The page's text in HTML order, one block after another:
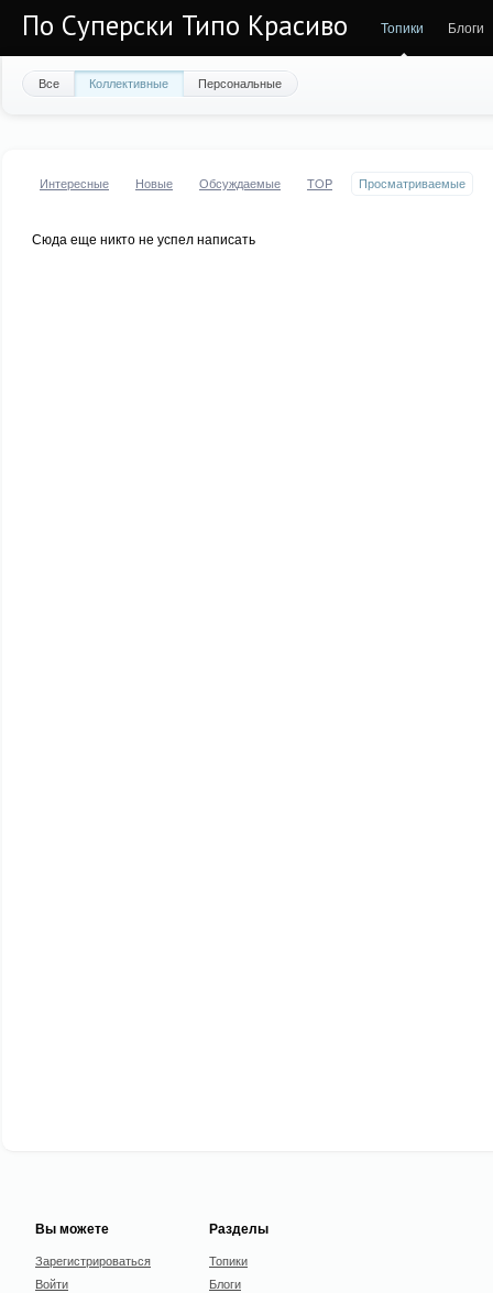
По Суперски Типо Красиво Топики Блоги
Все Коллективные Персональные
Интересные Новые Обсуждаемые TOP Просматриваемые
Сюда еще никто не успел написать
Вы можете
Зарегистрироваться
Войти
Разделы
Топики
Блоги